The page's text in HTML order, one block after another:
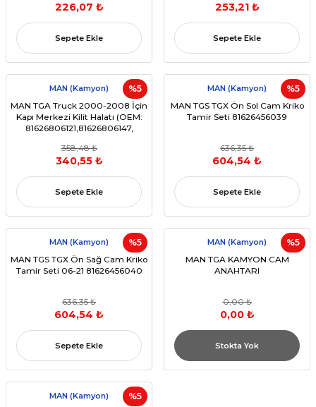
226,07 ₺
Sepete Ekle
253,21 ₺
Sepete Ekle
%5
MAN (Kamyon)
MAN TGA Truck 2000-2008 İçin
Kapı Merkezi Kilit Halatı (OEM:
81626806121,81626806147,
358,48 ₺
340,55 ₺
Sepete Ekle
%5
MAN (Kamyon)
MAN TGS TGX Ön Sol Cam Kriko
Tamir Seti 81626456039
636,35 ₺
604,54 ₺
Sepete Ekle
%5
MAN (Kamyon)
MAN TGS TGX Ön Sağ Cam Kriko
Tamir Seti 06-21 81626456040
636,35 ₺
604,54 ₺
Sepete Ekle
%5
MAN (Kamyon)
MAN TGA KAMYON CAM
ANAHTARI
0,00 ₺
0,00 ₺
Stokta Yok
%5
MAN (Kamyon)